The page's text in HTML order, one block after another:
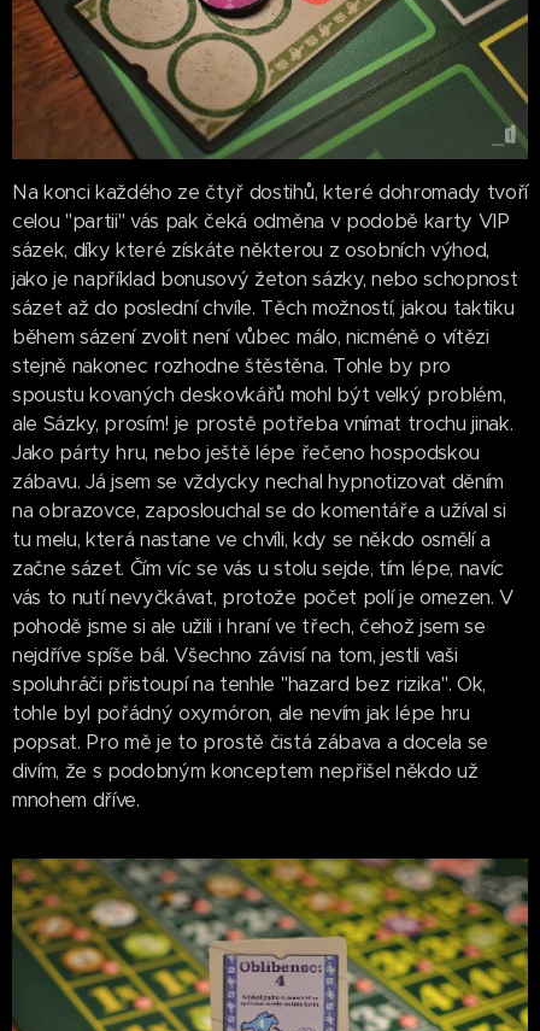
Na konci každého ze čtyř dostihů, které dohromady tvoří
celou "partii" vás pak čeká odměna v podobě karty VIP
sázek, díky které získáte některou z osobních výhod,
jako je například bonusový žeton sázky, nebo schopnost
sázet až do poslední chvíle. Těch možností, jakou taktiku
během sázení zvolit není vůbec málo, nicméně o vítězi
stejně nakonec rozhodne štěstěna. Tohle by pro
spoustu kovaných deskovkářů mohl být velký problém,
ale Sázky, prosím! je prostě potřeba vnímat trochu jinak.
Jako párty hru, nebo ještě lépe řečeno hospodskou
zábavu. Já jsem se vždycky nechal hypnotizovat děním
na obrazovce, zaposlouchal se do komentáře a užíval si
tu melu, která nastane ve chvíli, kdy se někdo osmělí a
začne sázet. Čím víc se vás u stolu sejde, tím lépe, navíc
vás to nutí nevyčkávat, protože počet polí je omezen. V
pohodě jsme si ale užili i hraní ve třech, čehož jsem se
nejdříve spíše bál. Všechno závisí na tom, jestli vaši
spoluhráči přistoupí na tenhle "hazard bez rizika". Ok,
tohle byl pořádný oxymóron, ale nevím jak lépe hru
popsat. Pro mě je to prostě čistá zábava a docela se
divím, že s podobným konceptem nepřišel někdo už
mnohem dříve.